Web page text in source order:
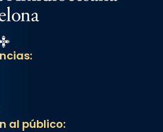
Estel Cristiana
al público: